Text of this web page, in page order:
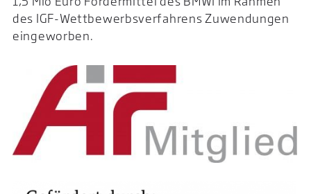
des IGF-Wettbewerbsverfahrens Zuwendungen
eingeworben.